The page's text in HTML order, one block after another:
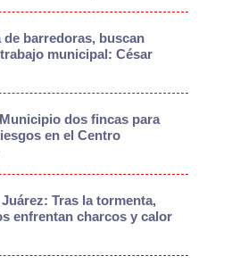
de barredoras, buscan
municipal: César
dos fincas para
en el Centro
Tras la tormenta,
enfrentan charcos y calor